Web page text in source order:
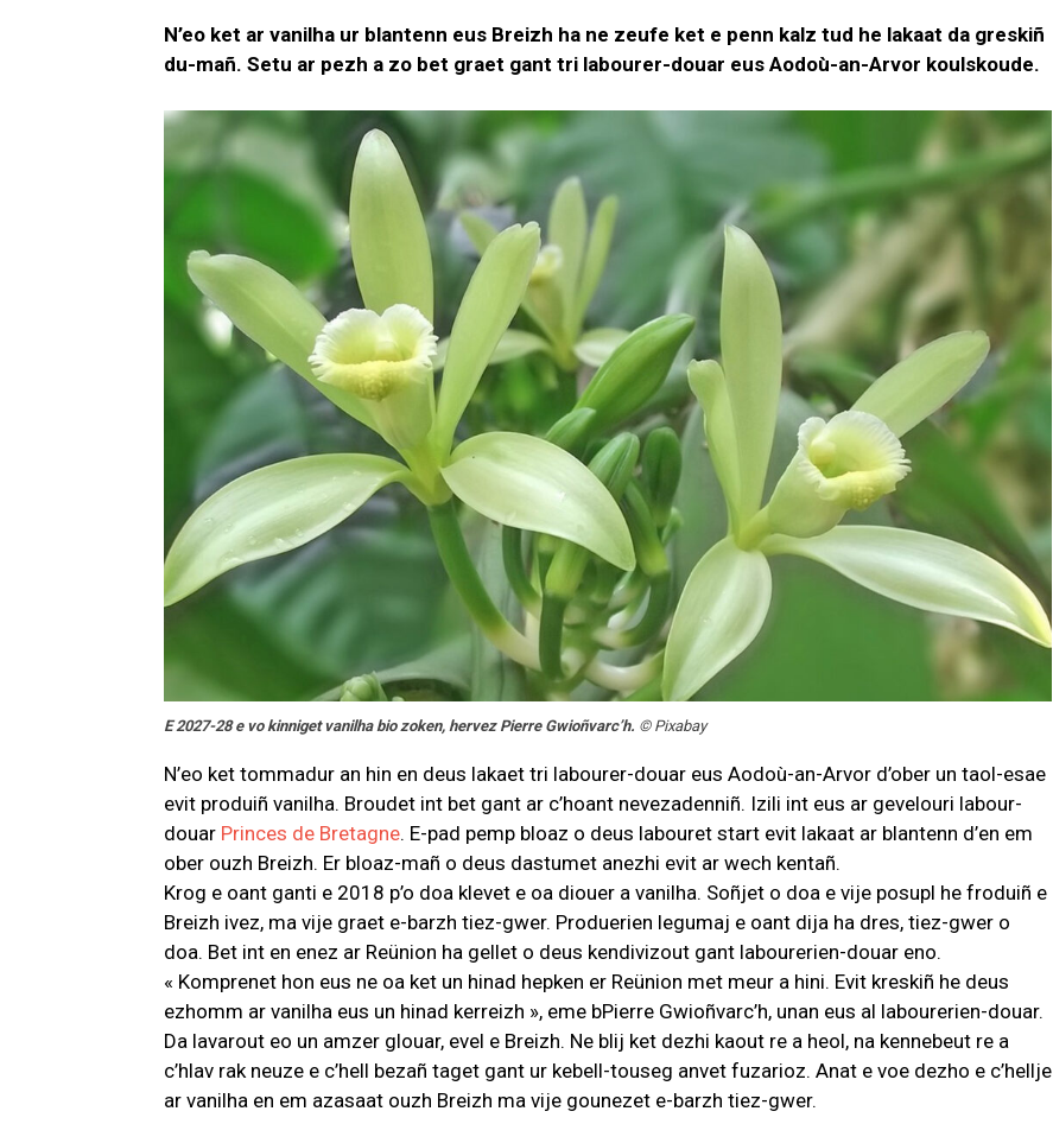
N’eo ket ar vanilha ur blantenn eus Breizh ha ne zeufe ket e penn kalz tud he lakaat da greskiñ
du-mañ. Setu ar pezh a zo bet graet gant tri labourer-douar eus Aodoù-an-Arvor koulskoude.
E 2027-28 e vo kinniget vanilha bio zoken, hervez Pierre Gwioñvarc’h. © Pixabay
N’eo ket tommadur an hin en deus lakaet tri labourer-douar eus Aodoù-an-Arvor d’ober un taol-esae
evit produiñ vanilha. Broudet int bet gant ar c’hoant nevezadenniñ. Izili int eus ar gevelouri labour-
douar Princes de Bretagne. E-pad pemp bloaz o deus labouret start evit lakaat ar blantenn d’en em
ober ouzh Breizh. Er bloaz-mañ o deus dastumet anezhi evit ar wech kentañ.
Krog e oant ganti e 2018 p’o doa klevet e oa diouer a vanilha. Soñjet o doa e vije posupl he froduiñ e
Breizh ivez, ma vije graet e-barzh tiez-gwer. Produerien legumaj e oant dija ha dres, tiez-gwer o
doa. Bet int en enez ar Reünion ha gellet o deus kendivizout gant labourerien-douar eno.
« Komprenet hon eus ne oa ket un hinad hepken er Reünion met meur a hini. Evit kreskiñ he deus
ezhomm ar vanilha eus un hinad kerreizh », eme bPierre Gwioñvarc’h, unan eus al labourerien-douar.
Da lavarout eo un amzer glouar, evel e Breizh. Ne blij ket dezhi kaout re a heol, na kennebeut re a
c’hlav rak neuze e c’hell bezañ taget gant ur kebell-touseg anvet fuzarioz. Anat e voe dezho e c’hellje
ar vanilha en em azasaat ouzh Breizh ma vije gounezet e-barzh tiez-gwer.